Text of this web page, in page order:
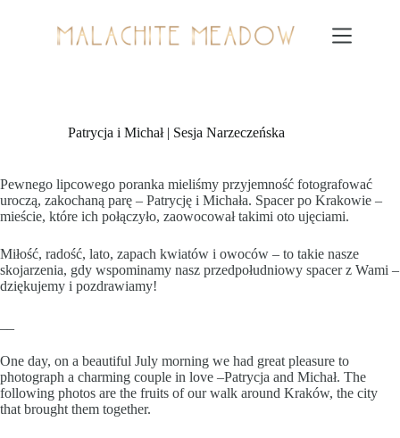
Patrycja i Michał | Sesja Narzeczeńska
Pewnego lipcowego poranka mieliśmy przyjemność fotografować
uroczą, zakochaną parę – Patrycję i Michała. Spacer po Krakowie –
mieście, które ich połączyło, zaowocował takimi oto ujęciami.
Miłość, radość, lato, zapach kwiatów i owoców – to takie nasze
skojarzenia, gdy wspominamy nasz przedpołudniowy spacer z Wami –
dziękujemy i pozdrawiamy!
One day, on a beautiful July morning we had great pleasure to
photograph a charming couple in love –Patrycja and Michał. The
following photos are the fruits of our walk around Kraków, the city
that brought them together.